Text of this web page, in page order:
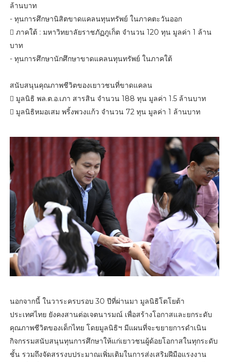
ล้านบาท
- ทุนการศึกษานิสิตขาดแคลนทุนทรัพย์ ในภาคตะวันออก
 ภาคใต้ : มหาวิทยาลัยราชภัฏภูเก็ต จำนวน 120 ทุน มูลค่า 1 ล้าน
บาท
- ทุนการศึกษานักศึกษาขาดแคลนทุนทรัพย์ ในภาคใต้
สนับสนุนคุณภาพชีวิตของเยาวชนที่ขาดแคลน
 มูลนิธิ พล.ต.อ.เภา สารสิน จำนวน 188 ทุน มูลค่า 1.5 ล้านบาท
 มูลนิธิหมอเสม พริ้งพวงแก้ว จำนวน 72 ทุน มูลค่า 1 ล้านบาท
นอกจากนี้ ในวาระครบรอบ 30 ปีที่ผ่านมา มูลนิธิโตโยต้า
ประเทศไทย ยังคงสานต่อเจตนารมณ์ เพื่อสร้างโอกาสและยกระดับ
คุณภาพชีวิตของเด็กไทย โดยมูลนิธิฯ มีแผนที่จะขยายการดำเนิน
กิจกรรมสนับสนุนทุนการศึกษาให้แก่เยาวชนผู้ด้อยโอกาสในทุกระดับ
ชั้น รวมถึงจัดสรรงบประมาณเพิ่มเติมในการส่งเสริมฝีมือแรงงาน